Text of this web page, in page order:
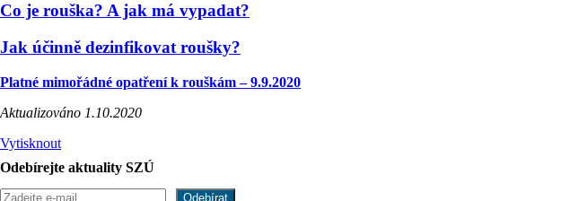
Co je rouška? A jak má vypadat?
Jak účinně dezinfikovat roušky?
Platné mimořádné opatření k rouškám – 9.9.2020
Aktualizováno 1.10.2020
Vytisknout
Odebírejte aktuality SZÚ